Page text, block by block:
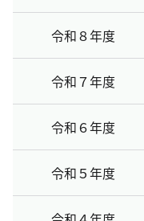
令和８年度
令和７年度
令和６年度
令和５年度